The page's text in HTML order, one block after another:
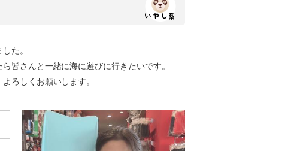
た。
皆さんと一緒に海に遊びに行きたいです。
ろしくお願いします。